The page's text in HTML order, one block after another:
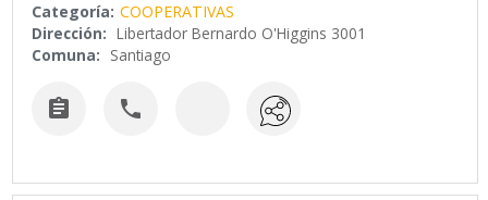
Categoría: COOPERATIVAS
Dirección: Libertador Bernardo O'Higgins 3001
Comuna: Santiago
 